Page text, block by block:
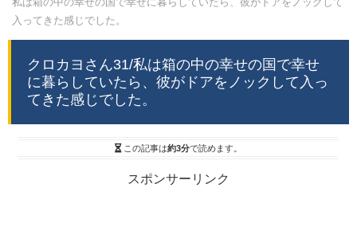
入ってきた感じでした。
クロカヨさん31/私は箱の中の幸せの国で幸せ
に暮らしていたら、彼がドアをノックして入っ
てきた感じでした。
この記事は約3分で読めます。
スポンサーリンク